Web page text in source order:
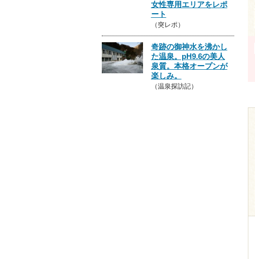
女性専用エリアをレポ
ート
（突レポ）
奇跡の御神水を沸かし
た温泉。pH9.6の美人
泉質。本格オープンが
楽しみ。
（温泉探訪記）